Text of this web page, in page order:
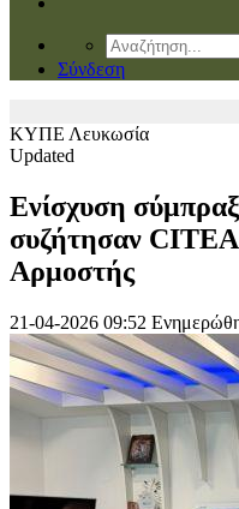
Σύνδεση
ΚΥΠΕ Λευκωσία
Updated
Ενίσχυση
συζήτησαν
Αρμοστής
21-04-2026 09:52